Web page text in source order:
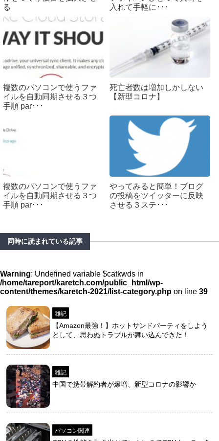
る
入れて手軽に･･･
複数のパソコンで使うファ
イルを自動同期させる３つ
手順 par･･･
死亡者数は増加しかしない
【新型コロナ】
複数のパソコンで使うファ
イルを自動同期させる３つ
手順 par･･･
やってみると簡単！ブログ
の投稿をツイッターに反映
させる３ステ･･･
同時に読まれている記事
Warning: Undefined variable $catkwds in
/home/tareport/karetch.com/public_html/wp-
content/themes/karetch-2021/list-category.php on line 39
雑記
【Amazon最強！】ホットサンドパーティをしよう
として、思わぬトラブルが舞い込んできた！
雑記
中国で携帯解約者が爆増、新型コロナの影響か
パソコン関連